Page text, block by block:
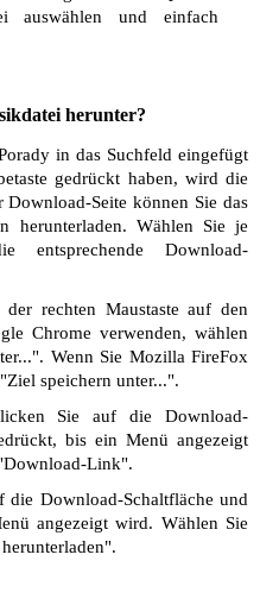
auswählen und einfach
herunter?
in das Suchfeld eingefügt
gedrückt haben, wird die
Seite können Sie das
herunterladen. Wählen Sie je
entsprechende Download-
rechten Maustaste auf den
Chrome verwenden, wählen
Wenn Sie Mozilla FireFox
speichern unter...".
Sie auf die Download-
bis ein Menü angezeigt
Link".
die Download-Schaltfläche und
angezeigt wird. Wählen Sie